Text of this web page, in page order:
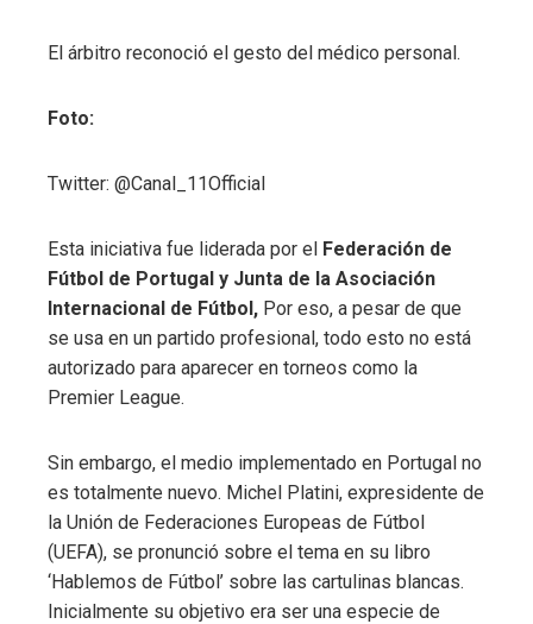
El árbitro reconoció el gesto del médico personal.
Foto:
Twitter: @Canal_11Official
Esta iniciativa fue liderada por el Federación de
Fútbol de Portugal y Junta de la Asociación
Internacional de Fútbol, Por eso, a pesar de que
se usa en un partido profesional, todo esto no está
autorizado para aparecer en torneos como la
Premier League.
Sin embargo, el medio implementado en Portugal no
es totalmente nuevo. Michel Platini, expresidente de
la Unión de Federaciones Europeas de Fútbol
(UEFA), se pronunció sobre el tema en su libro
‘Hablemos de Fútbol’ sobre las cartulinas blancas.
Inicialmente su objetivo era ser una especie de